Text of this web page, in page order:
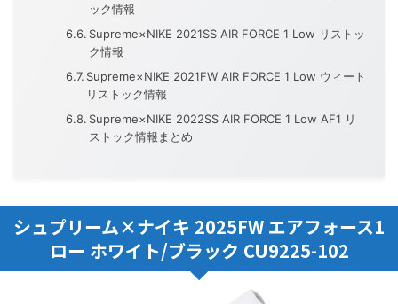
ック情報
Supreme×NIKE 2021SS AIR FORCE 1 Low リストッ
ク情報
Supreme×NIKE 2021FW AIR FORCE 1 Low ウィート
リストック情報
Supreme×NIKE 2022SS AIR FORCE 1 Low AF1 リ
ストック情報まとめ
シュプリーム×ナイキ 2025FW エアフォース1
ロー ホワイト/ブラック CU9225-102